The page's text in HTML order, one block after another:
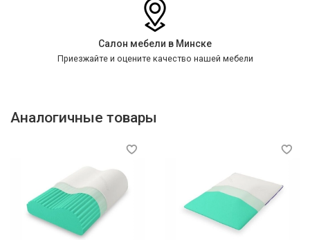
Салон мебели в Минске
Приезжайте и оцените качество нашей мебели
Аналогичные товары